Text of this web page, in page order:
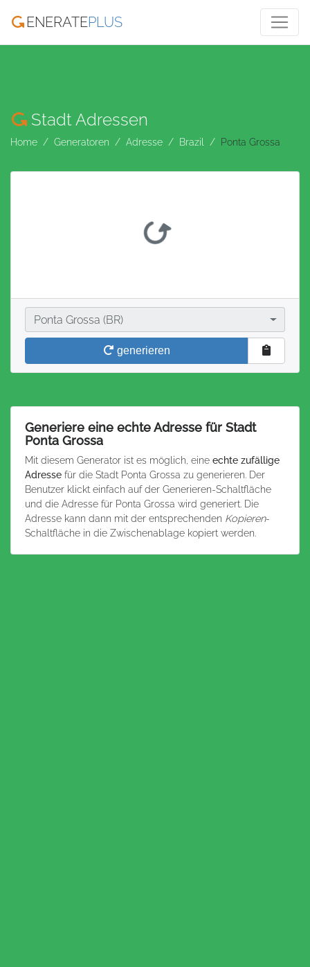
ENERATEPLUS
Stadt Adressen
Home Generatoren Adresse Brazil Ponta Grossa
StadtPonta Grossa (BR)
generieren
Generiere eine echte Adresse für Stadt
Ponta Grossa
Mit diesem Generator ist es möglich, eine echte zufällige
Adresse für die Stadt Ponta Grossa zu generieren. Der
Benutzer klickt einfach auf der Generieren-Schaltfläche
und die Adresse für Ponta Grossa wird generiert. Die
Adresse kann dann mit der entsprechenden Kopieren-
Schaltfläche in die Zwischenablage kopiert werden.